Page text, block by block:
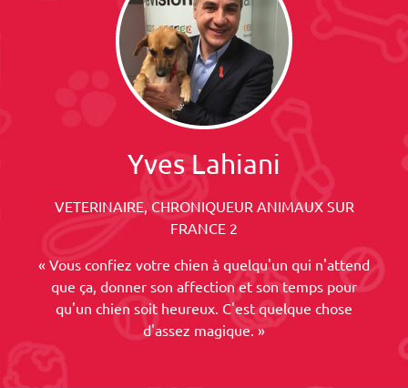
Yves Lahiani
VETERINAIRE, CHRONIQUEUR ANIMAUX SUR
FRANCE 2
« Vous confiez votre chien à quelqu'un qui n'attend
que ça, donner son affection et son temps pour
qu'un chien soit heureux. C'est quelque chose
d'assez magique. »